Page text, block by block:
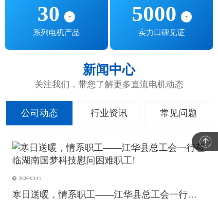
30 +
系列电机产品
5000 +
实力口碑见证
新闻中心
关注我们，带您了解更多直流电机动态
公司动态 行业资讯 常见问题
2026-03-11
寒日送暖，情系职工——江华县总工会一行莅临湖南国梦科技慰问困难职工!